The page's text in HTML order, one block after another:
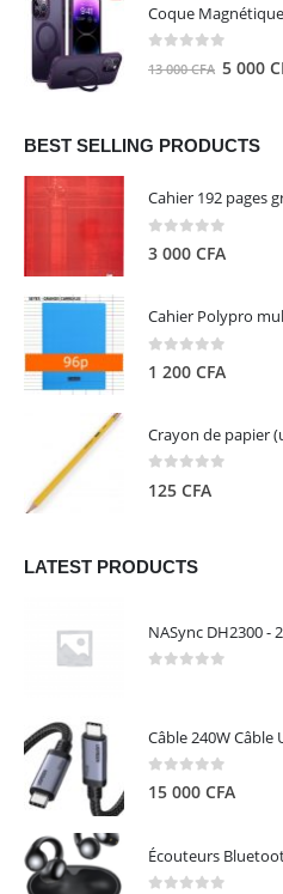
était :
000 CFA.
13 000CFA Le
était :
000 CFA.
5 000
BEST SELLING PRODUCTS
3 000 CFA
1 200 CFA
Crayon de papier
125 CFA
LATEST PRODUCTS
NASync DH2300 -
0 out of 5
15 000 CFA